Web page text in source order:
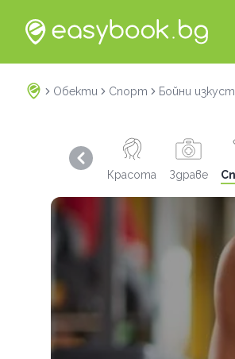
Обекти Спорт Бойни
Красота Здраве
Previous slide